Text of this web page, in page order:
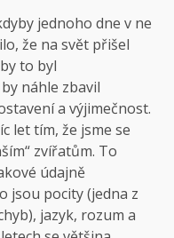
jednoho dne v ne
že na svět přišel
to byl
náhle zbavil
a výjimečnost.
let tím, že jsme se
zvířatům. To
údajně
jsou pocity (jedna z
jazyk, rozum a